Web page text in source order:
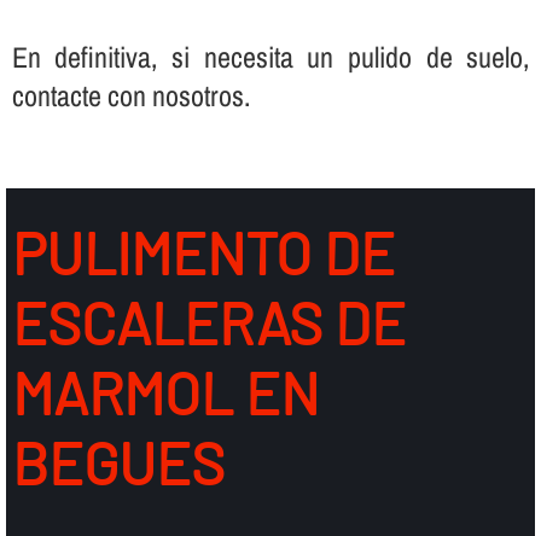
En definitiva, si necesita un pulido de suelo,
contacte con nosotros.
PULIMENTO DE
ESCALERAS DE
MARMOL EN
BEGUES